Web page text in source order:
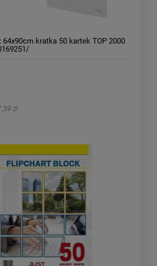
kratka 50 kartek TOP 2000
zł